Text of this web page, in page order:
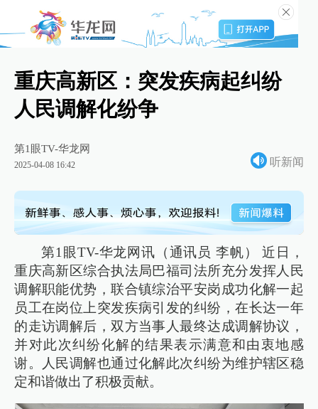
重庆高新区：突发疾病起纠纷
人民调解化纷争
第1眼TV-华龙网
2025-04-08 16:42 听新闻
第1眼TV-华龙网讯（通讯员 李帆） 近日，
重庆高新区综合执法局巴福司法所充分发挥人民
调解职能优势，联合镇综治平安岗成功化解一起
员工在岗位上突发疾病引发的纠纷，在长达一年
的走访调解后，双方当事人最终达成调解协议，
并对此次纠纷化解的结果表示满意和由衷地感
谢。人民调解也通过化解此次纠纷为维护辖区稳
定和谐做出了积极贡献。